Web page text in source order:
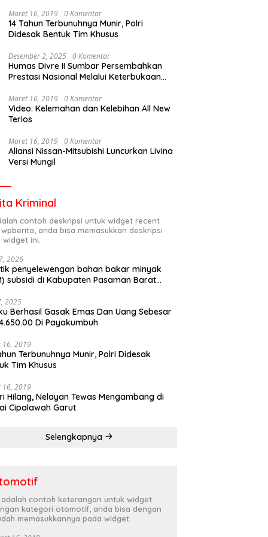
Maret 16, 2019 0 Komentar
14 Tahun Terbunuhnya Munir, Polri
Didesak Bentuk Tim Khusus
Desember 2, 2025 0 Komentar
Humas Divre II Sumbar Persembahkan
Prestasi Nasional Melalui Keterbukaan
Maret 16, 2019 0 Komentar
Video: Kelemahan dan Kelebihan All New
Terios
Maret 16, 2019 0 Komentar
Aliansi Nissan-Mitsubishi Luncurkan Livina
Versi Mungil
Kriminal
contoh deskripsi untuk widget recent
anda bisa memasukkan deskripsi
widget ini.
2026
penyelewengan bahan bakar minyak
subsidi di Kabupaten Pasaman Barat
2025
Berhasil Gasak Emas Dan Uang Sebesar
Di Payakumbuh
16, 2019
Terbunuhnya Munir, Polri Didesak
Tim Khusus
16, 2019
Hilang, Nelayan Tewas Mengambang di
Cipalawah Garut
Selengkapnya
adalah contoh keterangan untuk widget
kategori otomotif, anda bisa dengan
memasukkannya pada widget.